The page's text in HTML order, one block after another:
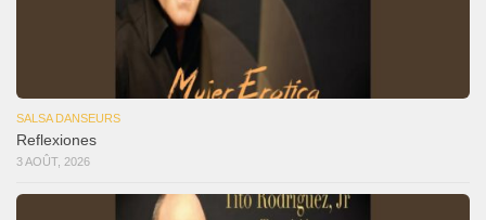
SALSA DANSEURS
Reflexiones
3 AOÛT, 2026